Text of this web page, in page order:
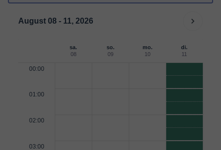
August 08 - 11, 2026
sa.
08
so.
09
mo.
10
di.
11
00:00
01:00
02:00
03:00